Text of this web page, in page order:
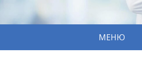
МЕНЮ